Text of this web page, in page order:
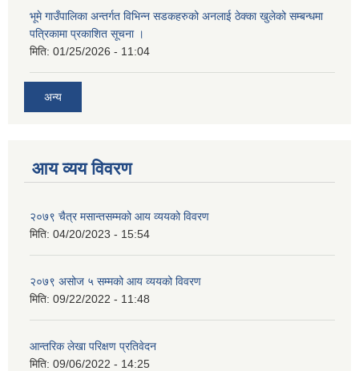
भूमे गाउँपालिका अन्तर्गत विभिन्न सडकहरुको अनलाई ठेक्का खुलेको सम्बन्धमा
पत्रिकामा प्रकाशित सूचना ।
मिति: 01/25/2026 - 11:04
अन्य
आय व्यय विवरण
२०७९ चैत्र मसान्तसम्मको आय व्ययको विवरण
मिति: 04/20/2023 - 15:54
२०७९ असोज ५ सम्मको आय व्ययको विवरण
मिति: 09/22/2022 - 11:48
आन्तरिक लेखा परिक्षण प्रतिवेदन
मिति: 09/06/2022 - 14:25